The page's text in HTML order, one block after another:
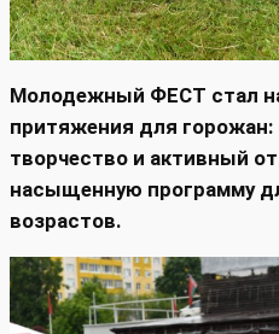
Молодежный ФЕСТ стал
притяжения для
творчество и активный
насыщенную программу
возрастов.